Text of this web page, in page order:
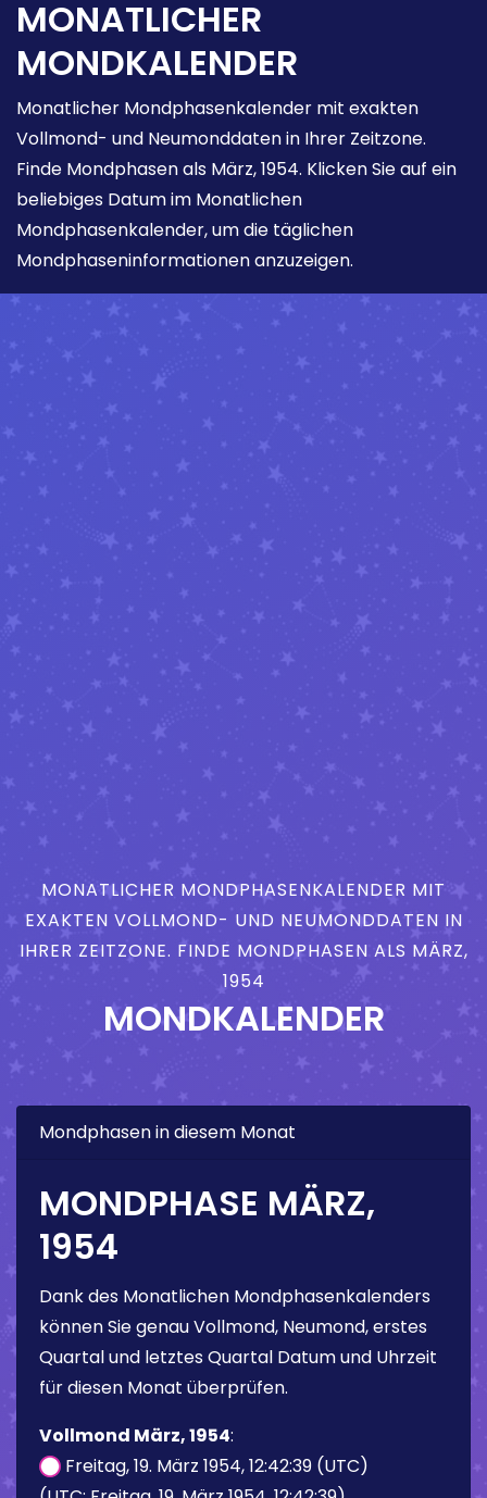
MONATLICHER
MONDKALENDER
Monatlicher Mondphasenkalender mit exakten
Vollmond- und Neumonddaten in Ihrer Zeitzone.
Finde Mondphasen als März, 1954. Klicken Sie auf ein
beliebiges Datum im Monatlichen
Mondphasenkalender, um die täglichen
Mondphaseninformationen anzuzeigen.
MONATLICHER MONDPHASENKALENDER MIT
EXAKTEN VOLLMOND- UND NEUMONDDATEN IN
IHRER ZEITZONE. FINDE MONDPHASEN ALS MÄRZ,
1954
MONDKALENDER
Mondphasen in diesem Monat
MONDPHASE MÄRZ,
1954
Dank des Monatlichen Mondphasenkalenders
können Sie genau Vollmond, Neumond, erstes
Quartal und letztes Quartal Datum und Uhrzeit
für diesen Monat überprüfen.
Vollmond März, 1954:
Freitag, 19. März 1954, 12:42:39 (UTC)